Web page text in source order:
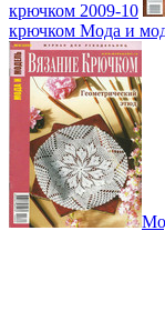
крючком 2009-10
крючком Мода и